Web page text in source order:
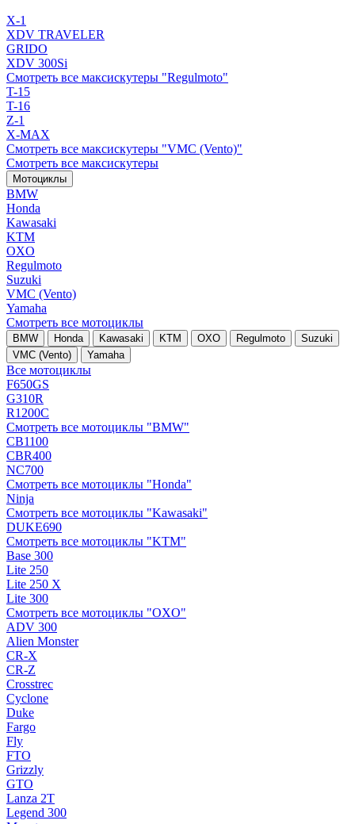
X-1
XDV TRAVELER
GRIDO
XDV 300Si
Смотреть все максискутеры "Regulmoto"
T-15
T-16
Z-1
X-MAX
Смотреть все максискутеры "VMC (Vento)"
Смотреть все максискутеры
Мотоциклы
BMW
Honda
Kawasaki
KTM
OXO
Regulmoto
Suzuki
VMC (Vento)
Yamaha
Смотреть все мотоциклы
BMW Honda Kawasaki KTM OXO Regulmoto
Suzuki
VMC (Vento)
Yamaha
Все мотоциклы
F650GS
G310R
R1200C
Смотреть все мотоциклы "BMW"
CB1100
CBR400
NC700
Смотреть все мотоциклы "Honda"
Ninja
Смотреть все мотоциклы "Kawasaki"
DUKE690
Смотреть все мотоциклы "KTM"
Base 300
Lite 250
Lite 250 X
Lite 300
Смотреть все мотоциклы "OXO"
ADV 300
Alien Monster
CR-X
CR-Z
Crosstrec
Cyclone
Duke
Fargo
Fly
FTO
Grizzly
GTO
Lanza 2T
Legend 300